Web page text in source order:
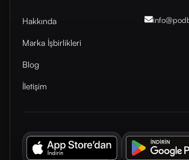
Hakkında
Marka İşbirlikleri
Blog
İletişim